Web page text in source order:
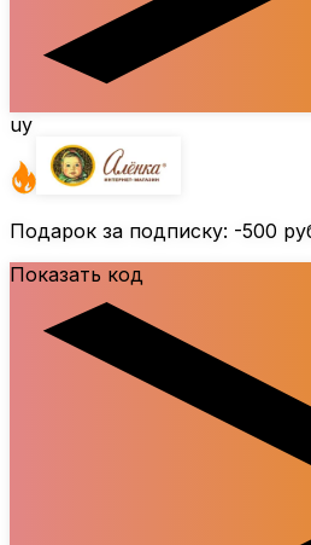
uy
Подарок за подписку: -500
Показать код